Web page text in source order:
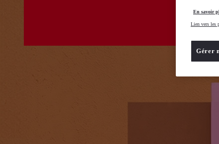
En savoir
Lien vers les
Gérer